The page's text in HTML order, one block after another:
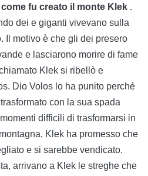
fu creato il monte Klek .
dei e giganti vivevano sulla
Il motivo è che gli dei presero
e lasciarono morire di fame
Klek si ribellò e
Dio Volos lo ha punito perché
con la sua spada
difficili di trasformarsi in
Klek ha promesso che
e si sarebbe vendicato.
arrivano a Klek le streghe che